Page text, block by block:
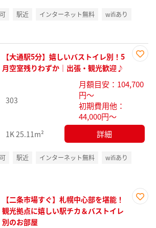
駅近 インターネット無料
wifiあり
り登
【大通駅5分】嬉しいバストイレ別！5
月空室残りわずか｜出張・観光歓迎♪
303
月額目安：104,700
円～
初期費用他：
44,000円～
1K25.11m² 詳細
駅近 インターネット無料
wifiあり
【二条市場すぐ】札幌中心部を堪能！
観光拠点に嬉しい駅チカ＆バストイレ
別のお部屋